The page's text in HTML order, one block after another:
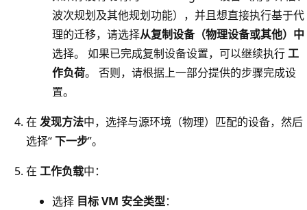
波次规划及其他规划功能），并且想直接执行基于代
理的迁移，请选择从复制设备（物理设备或其他）中
选择。 如果已完成复制设备设置，可以继续执行工
作负荷。 否则，请根据上一部分提供的步骤完成设
置。
在 发现方法中，选择与源环境（物理）匹配的设备，然后
选择“下一步”。
在 工作负载中：
选择 目标 VM 安全类型：